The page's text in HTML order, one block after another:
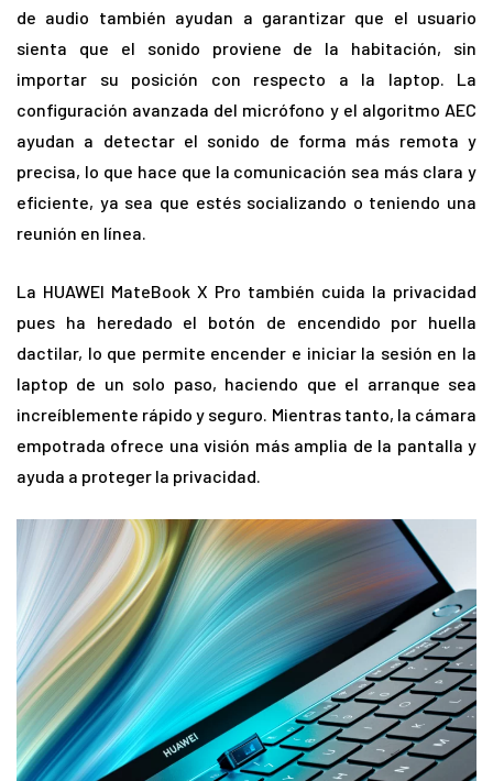
de audio también ayudan a garantizar que el usuario
sienta que el sonido proviene de la habitación, sin
importar su posición con respecto a la laptop. La
configuración avanzada del micrófono y el algoritmo AEC
ayudan a detectar el sonido de forma más remota y
precisa, lo que hace que la comunicación sea más clara y
eficiente, ya sea que estés socializando o teniendo una
reunión en línea.
La HUAWEI MateBook X Pro también cuida la privacidad
pues ha heredado el botón de encendido por huella
dactilar, lo que permite encender e iniciar la sesión en la
laptop de un solo paso, haciendo que el arranque sea
increíblemente rápido y seguro. Mientras tanto, la cámara
empotrada ofrece una visión más amplia de la pantalla y
ayuda a proteger la privacidad.